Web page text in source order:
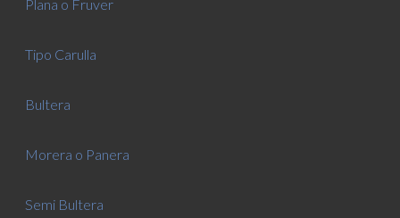
Plana o Fruver
Tipo Carulla
Bultera
Morera o Panera
Semi Bultera